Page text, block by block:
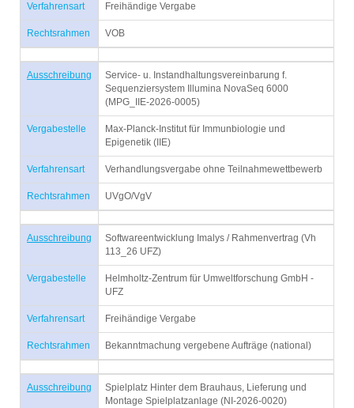
Verfahrensart Freihändige Vergabe
Rechtsrahmen VOB
Ausschreibung
Service- u. Instandhaltungsvereinbarung f.
Sequenziersystem Illumina NovaSeq 6000
(MPG_IIE-2026-0005)
Vergabestelle
Max-Planck-Institut für Immunbiologie und
Epigenetik (IIE)
Verfahrensart Verhandlungsvergabe ohne Teilnahmewettbewerb
Rechtsrahmen UVgO/VgV
Ausschreibung
Softwareentwicklung Imalys / Rahmenvertrag (Vh
113_26 UFZ)
Vergabestelle
Helmholtz-Zentrum für Umweltforschung GmbH -
UFZ
Verfahrensart Freihändige Vergabe
Rechtsrahmen Bekanntmachung vergebene Aufträge (national)
Ausschreibung
Spielplatz Hinter dem Brauhaus, Lieferung und
Montage Spielplatzanlage (NI-2026-0020)